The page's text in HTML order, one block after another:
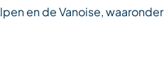
en de Vanoise, waaronder